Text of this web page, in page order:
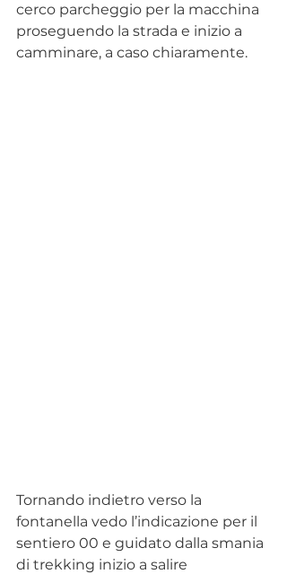
cerco parcheggio per la macchina
proseguendo la strada e inizio a
camminare, a caso chiaramente.
Tornando indietro verso la
fontanella vedo l’indicazione per il
sentiero 00 e guidato dalla smania
di trekking inizio a salire